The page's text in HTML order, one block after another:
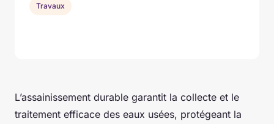
L’assainissement durable garantit la collecte et le
traitement efficace des eaux usées, protégeant la
Travaux